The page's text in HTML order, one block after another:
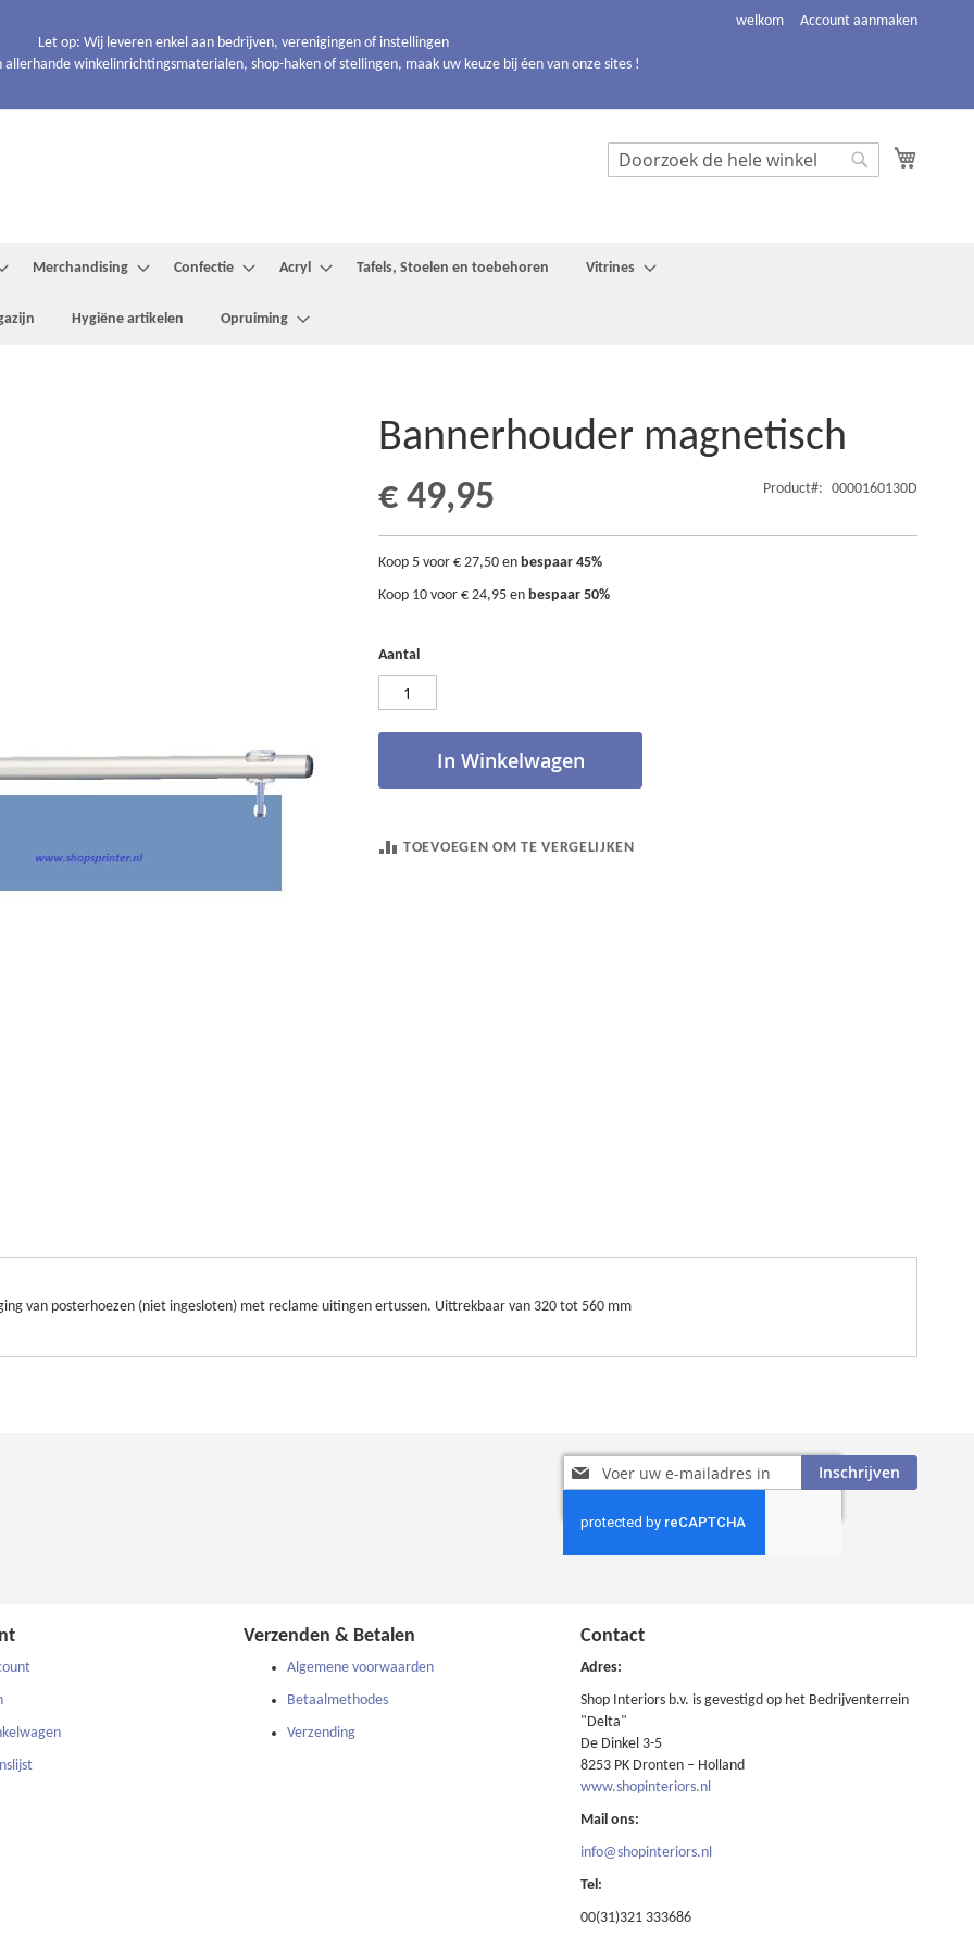
welkom
Account aanmaken
Let op: Wij leveren enkel aan bedrijven, verenigingen of instellingen
allerhande winkelinrichtingsmaterialen, shop-haken of stellingen, maak uw keuze bij éen van onze sites !
Search
Merchandising Confectie Acryl Tafels, Stoelen en toebehoren Vitrines
Hygiëne artikelen Opruiming
Bannerhouder magnetisch
€ 49,95 Product 0000160130D
Koop 5 voor € 27,50 en bespaar 45%
Koop 10 voor € 24,95 en bespaar 50%
Aantal
In Winkelwagen
TOEVOEGEN OM TE VERGELIJKEN
van posterhoezen (niet ingesloten) met reclame uitingen ertussen. Uittrekbaar van 320 tot 560 mm
Abonneer
u
onze
nieuwsbrief
Inschrijven
Verzenden & Betalen
Algemene voorwaarden
Betaalmethodes
Verzending
Contact
Adres:
Shop Interiors b.v. is gevestigd op het Bedrijventerrein
"Delta"
De Dinkel 3-5
8253 PK Dronten – Holland
www.shopinteriors.nl
Mail ons:
info@shopinteriors.nl
Tel:
00(31)321 333686